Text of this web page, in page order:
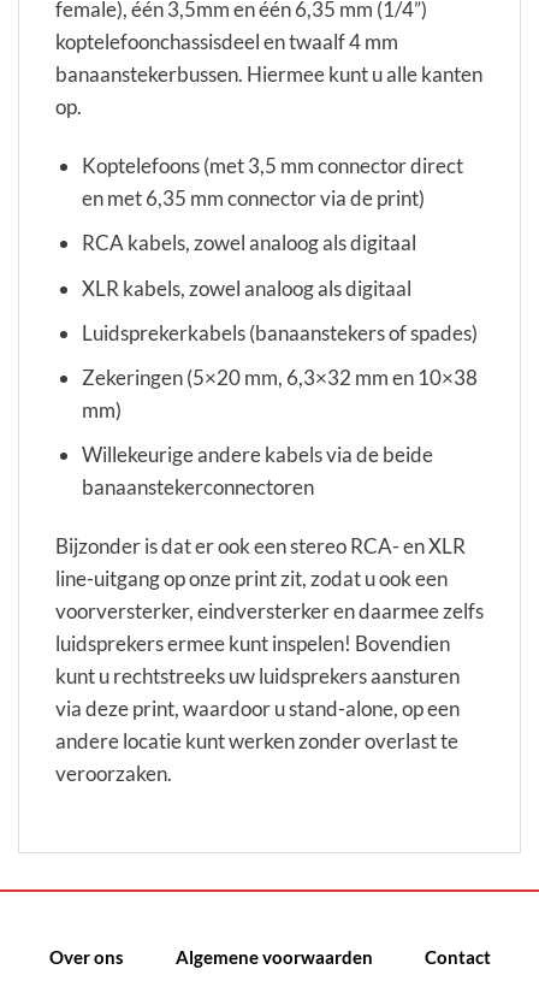
female), één 3,5mm en één 6,35 mm (1/4”)
koptelefoonchassisdeel en twaalf 4 mm
banaanstekerbussen. Hiermee kunt u alle kanten
op.
Koptelefoons (met 3,5 mm connector direct
en met 6,35 mm connector via de print)
RCA kabels, zowel analoog als digitaal
XLR kabels, zowel analoog als digitaal
Luidsprekerkabels (banaanstekers of spades)
Zekeringen (5×20 mm, 6,3×32 mm en 10×38
mm)
Willekeurige andere kabels via de beide
banaanstekerconnectoren
Bijzonder is dat er ook een stereo RCA- en XLR
line-uitgang op onze print zit, zodat u ook een
voorversterker, eindversterker en daarmee zelfs
luidsprekers ermee kunt inspelen! Bovendien
kunt u rechtstreeks uw luidsprekers aansturen
via deze print, waardoor u stand-alone, op een
andere locatie kunt werken zonder overlast te
veroorzaken.
Over ons Algemene voorwaarden Contact